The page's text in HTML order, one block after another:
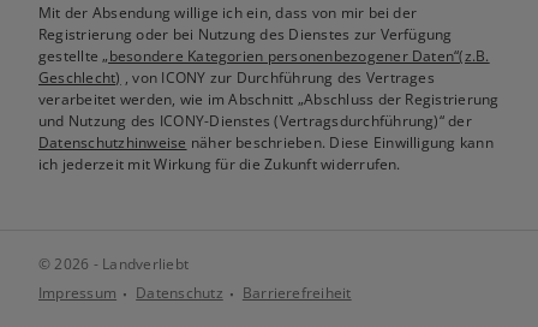
Mit der Absendung willige ich ein, dass von mir bei der
Registrierung oder bei Nutzung des Dienstes zur Verfügung
gestellte„besondere Kategorien personenbezogener Daten“(z.B.
Geschlecht) , von ICONY zur Durchführung des Vertrages
verarbeitet werden, wie im Abschnitt „Abschluss der Registrierung
und Nutzung des ICONY-Dienstes (Vertragsdurchführung)“ der
Datenschutzhinweise näher beschrieben. Diese Einwilligung kann
ich jederzeit mit Wirkung für die Zukunft widerrufen.
© 2026 - Landverliebt
Impressum
Datenschutz Barrierefreiheit